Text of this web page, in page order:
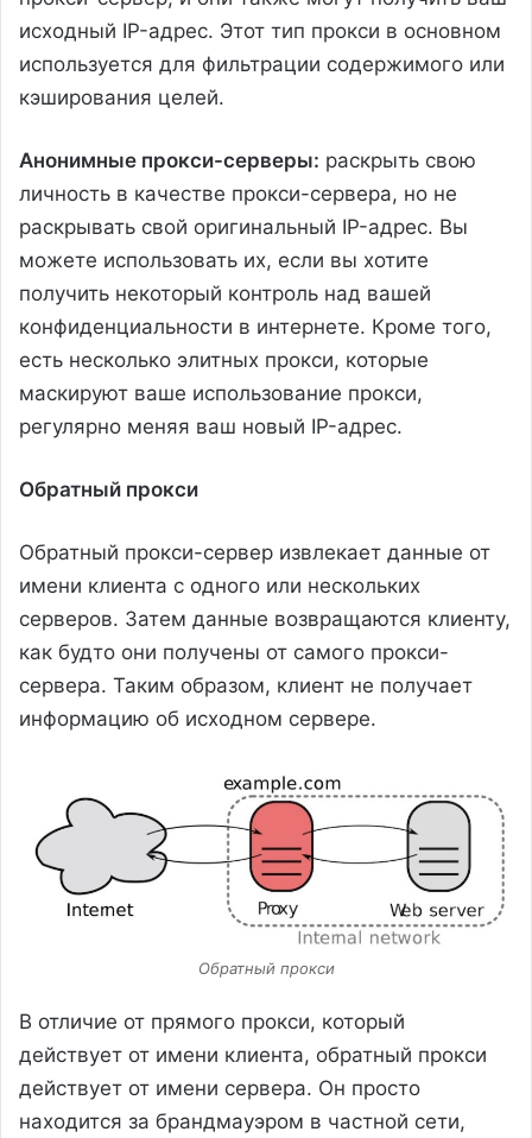
исходный IP-адрес. Этот тип прокси в основном
используется для фильтрации содержимого или
кэширования целей.
Анонимные прокси-серверы: раскрыть свою
личность в качестве прокси-сервера, но не
раскрывать свой оригинальный IP-адрес. Вы
можете использовать их, если вы хотите
получить некоторый контроль над вашей
конфиденциальности в интернете. Кроме того,
есть несколько элитных прокси, которые
маскируют ваше использование прокси,
регулярно меняя ваш новый IP-адрес.
Обратный прокси
Обратный прокси-сервер извлекает данные от
имени клиента с одного или нескольких
серверов. Затем данные возвращаются клиенту,
как будто они получены от самого прокси-
сервера. Таким образом, клиент не получает
информацию об исходном сервере.
Обратный прокси
В отличие от прямого прокси, который
действует от имени клиента, обратный прокси
действует от имени сервера. Он просто
находится за брандмауэром в частной сети,